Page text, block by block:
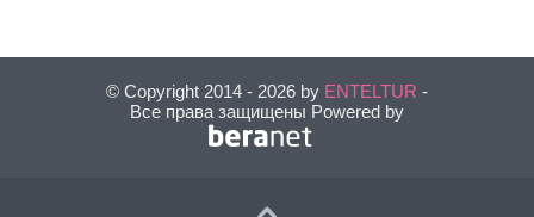
© Copyright 2014 - 2026 by ENTELTUR -
Все права защищены Powered by